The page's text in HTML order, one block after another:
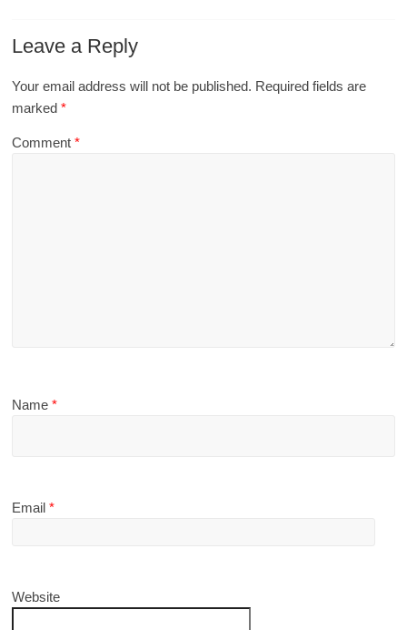
Leave a Reply
Your email address will not be published. Required fields are
marked*
Comment*
Name*
Email*
Website